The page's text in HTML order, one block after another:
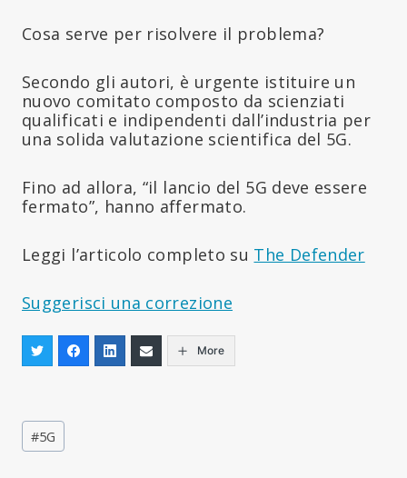
Cosa serve per risolvere il problema?
Secondo gli autori, è urgente istituire un
nuovo comitato composto da scienziati
qualificati e indipendenti dall’industria per
una solida valutazione scientifica del 5G.
Fino ad allora, “il lancio del 5G deve essere
fermato”, hanno affermato.
Leggi l’articolo completo su The Defender
Suggerisci una correzione
More
Tag
articolo:
#5G